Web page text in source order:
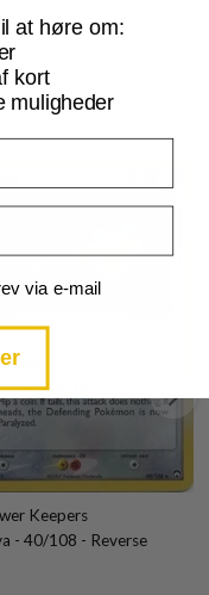
Keepers
- 40/108 - Reverse
at høre om:
kort
muligheder
via e-mail